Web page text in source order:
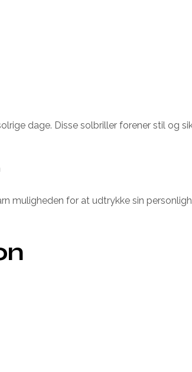
dage. Disse solbriller forener stil og
muligheden for at udtrykke sin